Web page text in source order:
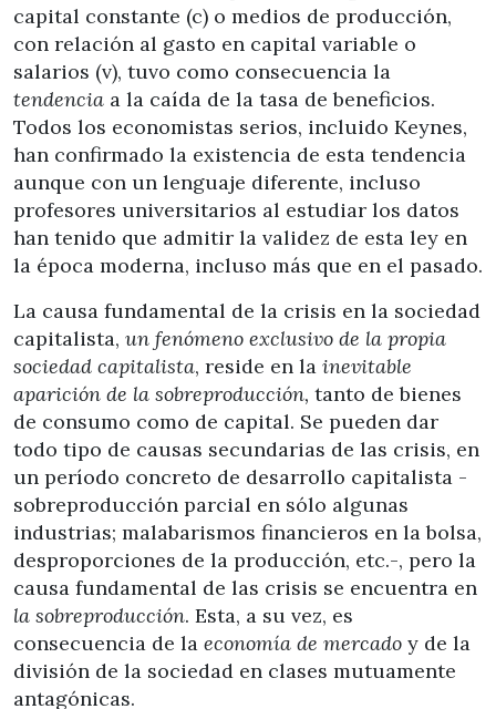
capital constante (c) o medios de producción,
con relación al gasto en capital variable o
salarios (v), tuvo como consecuencia la
tendencia a la caída de la tasa de beneficios.
Todos los economistas serios, incluido Keynes,
han confirmado la existencia de esta tendencia
aunque con un lenguaje diferente, incluso
profesores universitarios al estudiar los datos
han tenido que admitir la validez de esta ley en
la época moderna, incluso más que en el pasado.
La causa fundamental de la crisis en la sociedad
capitalista, un fenómeno exclusivo de la propia
sociedad capitalista, reside en la inevitable
aparición de la sobreproducción, tanto de bienes
de consumo como de capital. Se pueden dar
todo tipo de causas secundarias de las crisis, en
un período concreto de desarrollo capitalista -
sobreproducción parcial en sólo algunas
industrias; malabarismos financieros en la bolsa,
desproporciones de la producción, etc.-, pero la
causa fundamental de las crisis se encuentra en
la sobreproducción. Esta, a su vez, es
consecuencia de la economía de mercado y de la
división de la sociedad en clases mutuamente
antagónicas.